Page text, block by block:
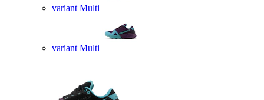
variant Multi
variant Multi